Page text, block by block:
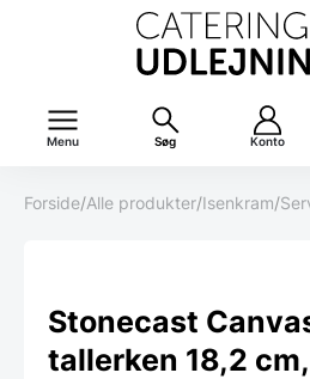
Menu Søg Konto
Forside/Alle produkter/Isenkram/
Stonecast
tallerken 18,2